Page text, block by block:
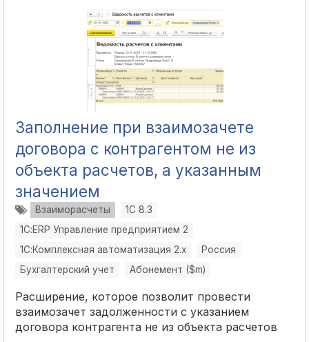
Заполнение при взаимозачете
договора с контрагентом не из
объекта расчетов, а указанным
значением
Взаиморасчеты
1С 8.3
1С:ERP Управление предприятием 2
1С:Комплексная автоматизация 2.х
Россия
Бухгалтерский учет
Абонемент ($m)
Расширение, которое позволит провести
взаимозачет задолженности с указанием
договора контрагента не из объекта расчетов